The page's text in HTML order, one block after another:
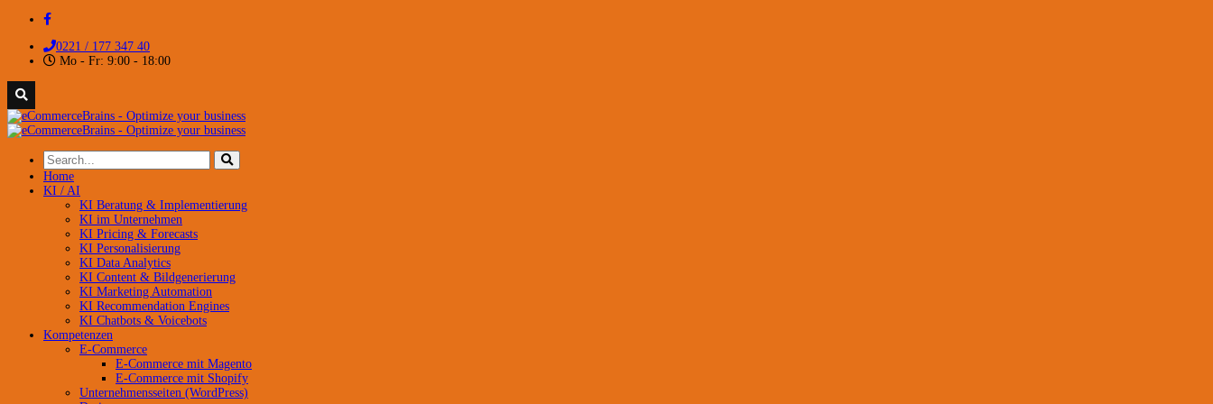
0221 / 177 347 40
Mo - Fr: 9:00 - 18:00
Home
KI / AI
KI Beratung & Implementierung
KI im Unternehmen
KI Pricing & Forecasts
KI Personalisierung
KI Data Analytics
KI Content & Bildgenerierung
KI Marketing Automation
KI Recommendation Engines
KI Chatbots & Voicebots
Kompetenzen
E-Commerce
E-Commerce mit Magento
E-Commerce mit Shopify
Unternehmensseiten (WordPress)